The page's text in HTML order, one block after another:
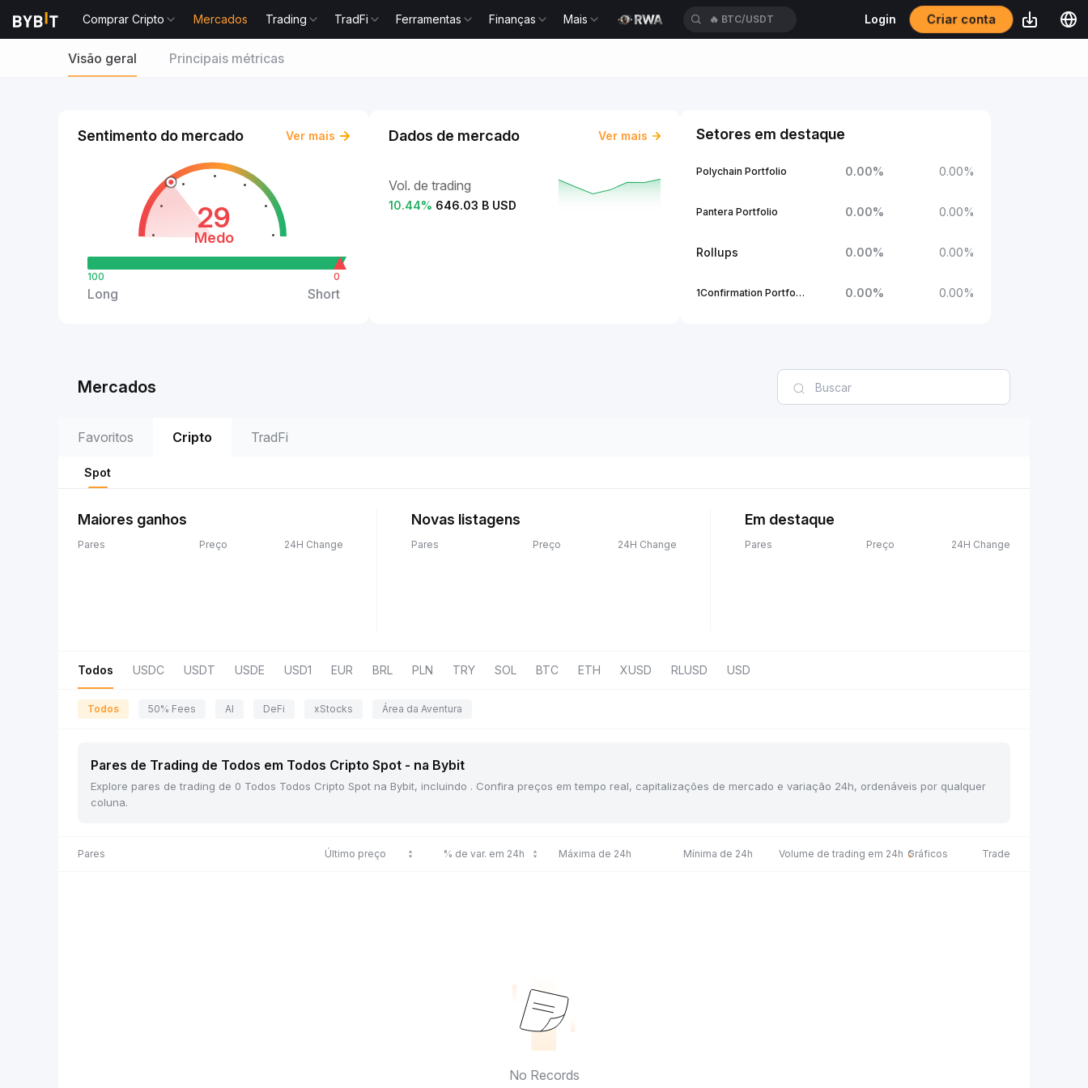
Comprar Cripto Mercados Trading TradFi Ferramentas Finanças Mais 🔥 BTC/USDT Login Criar conta
Visão geral Principais métricas
Sentimento do mercado Ver mais
29
Medo
100
Long
0
Short
Dados de mercado Ver mais
Vol. de trading
10.44% 646.03 B USD
Setores em destaque
Polychain Portfolio 0.00% 0.00%
Pantera Portfolio 0.00% 0.00%
Rollups 0.00% 0.00%
1Confirmation Portfolio 0.00% 0.00%
Mercados
Favoritos Cripto TradFi
Spot
Maiores ganhos
Pares Preço 24H Change
Novas listagens
Pares Preço 24H Change
Em destaque
Pares Preço 24H Change
Todos USDC USDT USDE USD1 EUR BRL PLN TRY SOL BTC ETH XUSD RLUSD USD
Todos 50% Fees AI DeFi xStocks Área da Aventura
Pares de Trading de Todos em Todos Cripto Spot - na Bybit
Explore pares de trading de 0 Todos Todos Cripto Spot na Bybit, incluindo . Confira preços em tempo real, capitalizações de mercado e variação 24h, ordenáveis por qualquer
coluna.
Pares Último preço % de var. em 24h Máxima de 24h Mínima de 24h Volume de trading em 24h Gráficos Trade
No Records